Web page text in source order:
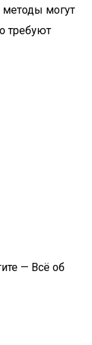
методы могут
требуют
— Всё об